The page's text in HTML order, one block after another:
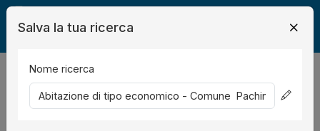
Legalmente Immobili
risultati Ordina per
Salva la tua ricerca
Nome ricerca